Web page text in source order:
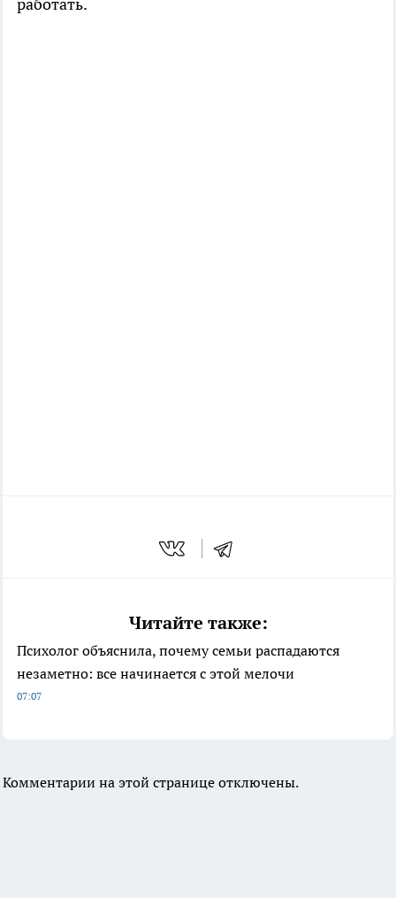
работать.
Читайте также:
Психолог объяснила, почему семьи распадаются
незаметно: все начинается с этой мелочи
07:07
Комментарии на этой странице отключены.